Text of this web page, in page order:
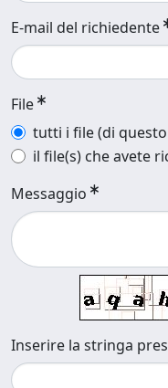
E-mail del richiedente
File
tutti i file (di
il file(s) che avete
Messaggio
Inserire la stringa